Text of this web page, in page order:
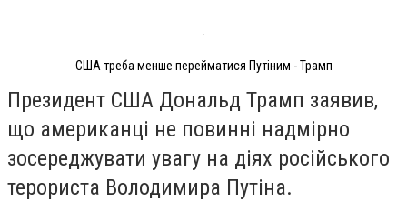
США треба менше перейматися Путіним - Трамп
Президент США Дональд Трамп заявив,
що американці не повинні надмірно
зосереджувати увагу на діях російського
терориста Володимира Путіна.